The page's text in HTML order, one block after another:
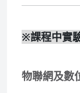
※課程中實
物聯網及數